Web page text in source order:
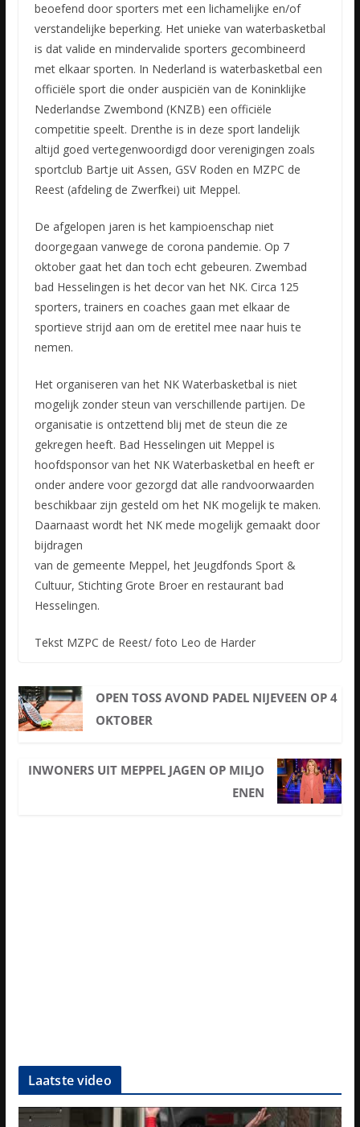
beoefend door sporters met een lichamelijke en/of
verstandelijke beperking. Het unieke van waterbasketbal
is dat valide en mindervalide sporters gecombineerd
met elkaar sporten. In Nederland is waterbasketbal een
officiële sport die onder auspiciën van de Koninklijke
Nederlandse Zwembond (KNZB) een officiële
competitie speelt. Drenthe is in deze sport landelijk
altijd goed vertegenwoordigd door verenigingen zoals
sportclub Bartje uit Assen, GSV Roden en MZPC de
Reest (afdeling de Zwerfkei) uit Meppel.
De afgelopen jaren is het kampioenschap niet
doorgegaan vanwege de corona pandemie. Op 7
oktober gaat het dan toch echt gebeuren. Zwembad
bad Hesselingen is het decor van het NK. Circa 125
sporters, trainers en coaches gaan met elkaar de
sportieve strijd aan om de eretitel mee naar huis te
nemen.
Het organiseren van het NK Waterbasketbal is niet
mogelijk zonder steun van verschillende partijen. De
organisatie is ontzettend blij met de steun die ze
gekregen heeft. Bad Hesselingen uit Meppel is
hoofdsponsor van het NK Waterbasketbal en heeft er
onder andere voor gezorgd dat alle randvoorwaarden
beschikbaar zijn gesteld om het NK mogelijk te maken.
Daarnaast wordt het NK mede mogelijk gemaakt door
bijdragen
van de gemeente Meppel, het Jeugdfonds Sport &
Cultuur, Stichting Grote Broer en restaurant bad
Hesselingen.
Tekst MZPC de Reest/ foto Leo de Harder
OPEN TOSS AVOND PADEL NIJEVEEN OP 4
OKTOBER
INWONERS UIT MEPPEL JAGEN OP MILJO
ENEN
Laatste video